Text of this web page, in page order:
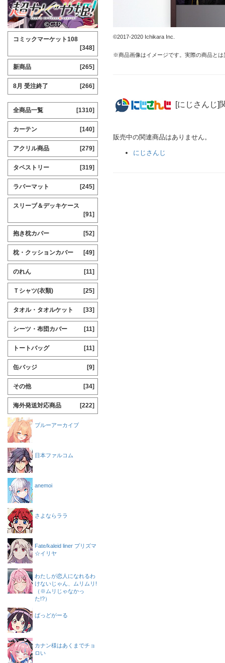
©2017-2020 Ichikara Inc.
※商品画像はイメージです。実際の商品と
[にじさんじ]
販売中の関連商品はありません。
にじさんじ
コミックマーケット108
[348]
新商品 [265]
8月 受注終了 [266]
全商品一覧 [1310]
カーテン [140]
アクリル商品 [279]
タペストリー [319]
ラバーマット [245]
スリーブ＆デッキケース
[91]
抱き枕カバー [52]
枕・クッションカバー [49]
のれん [11]
Ｔシャツ(衣類) [25]
タオル・タオルケット [33]
シーツ・布団カバー [11]
トートバッグ [11]
缶バッジ [9]
その他 [34]
海外発送対応商品 [222]
ブルーアーカイブ
日本ファルコム
anemoi
さよならララ
Fate/kaleid liner プリズマ
☆イリヤ
わたしが恋人になれるわ
けないじゃん、ムリムリ!
（※ムリじゃなかっ
た!?）
ばっどがーる
カナン様はあくまでチョ
ロい